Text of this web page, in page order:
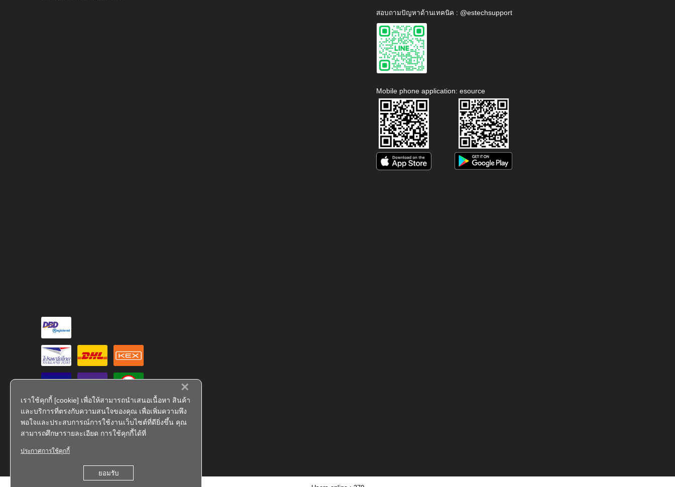
×
เราใช้คุกกี้ [cookie] เพื่อให้สามารถนำเสนอเนื้อหา สินค้า
และบริการที่ตรงกับความสนใจของคุณ เพื่อเพิ่มความพึง
พอใจและประสบการณ์การใช้งานเว็บไซต์ที่ดียิ่งขึ้น คุณ
สามารถศึกษารายละเอียด การใช้คุกกี้ได้ที่
ประกาศการใช้คุกกี้
ยอมรับ
สอบถามปัญหาด้านเทคนิค : @estechsupport
Mobile phone application: esource